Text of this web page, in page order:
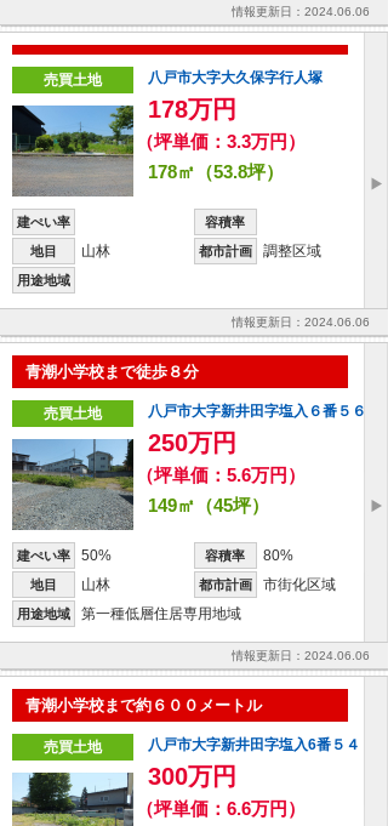
情報更新日：2024.06.06
売買土地 八戸市大字大久保字行人塚
178万円
（坪単価：3.3万円）
178㎡（53.8坪）
建ぺい率
容積率
地目
山林 都市計画 調整区域
用途地域
情報更新日：2024.06.06
青潮小学校まで徒歩８分
売買土地 八戸市大字新井田字塩入６番５６
250万円
（坪単価：5.6万円）
149㎡（45坪）
建ぺい率 50% 容積率 80%
地目 山林 都市計画 市街化区域
用途地域 第一種低層住居専用地域
情報更新日：2024.06.06
青潮小学校まで約６００メートル
売買土地 八戸市大字新井田字塩入6番５４
300万円
（坪単価：6.6万円）